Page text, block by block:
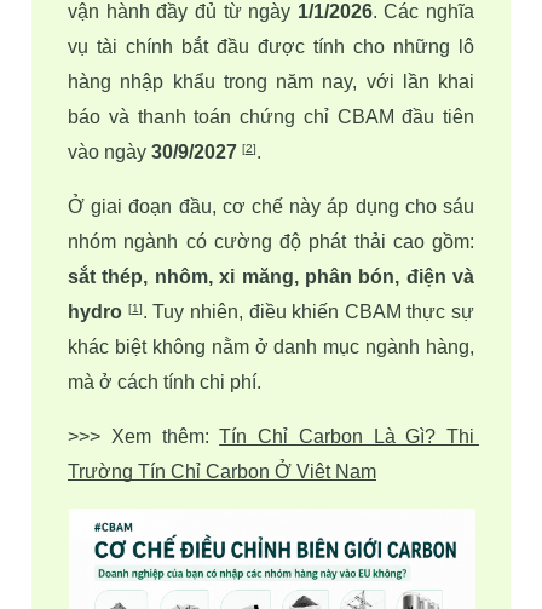
vận hành đầy đủ từ ngày 1/1/2026. Các nghĩa
vụ tài chính bắt đầu được tính cho những lô
hàng nhập khẩu trong năm nay, với lần khai
báo và thanh toán chứng chỉ CBAM đầu tiên
vào ngày 30/9/2027 [2].
Ở giai đoạn đầu, cơ chế này áp dụng cho sáu
sắt thép, nhôm, xi măng, phân bón, điện và
hydro [1]. Tuy nhiên, điều khiến CBAM thực sự
khác biệt không nằm ở danh mục ngành hàng,
mà ở cách tính chi phí.
>>> Xem thêm: Tín Chỉ Carbon Là Gì? Thị
Trường Tín Chỉ Carbon Ở Việt Nam